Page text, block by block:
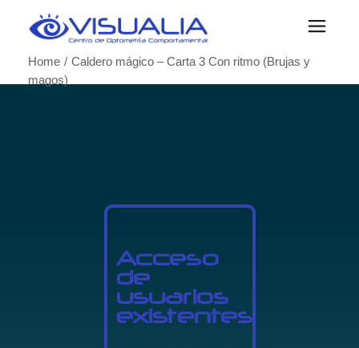
Home
Caldero mágico – Carta 3 Con ritmo (Brujas y
magos)
Acceso
de
usuarios
existentes